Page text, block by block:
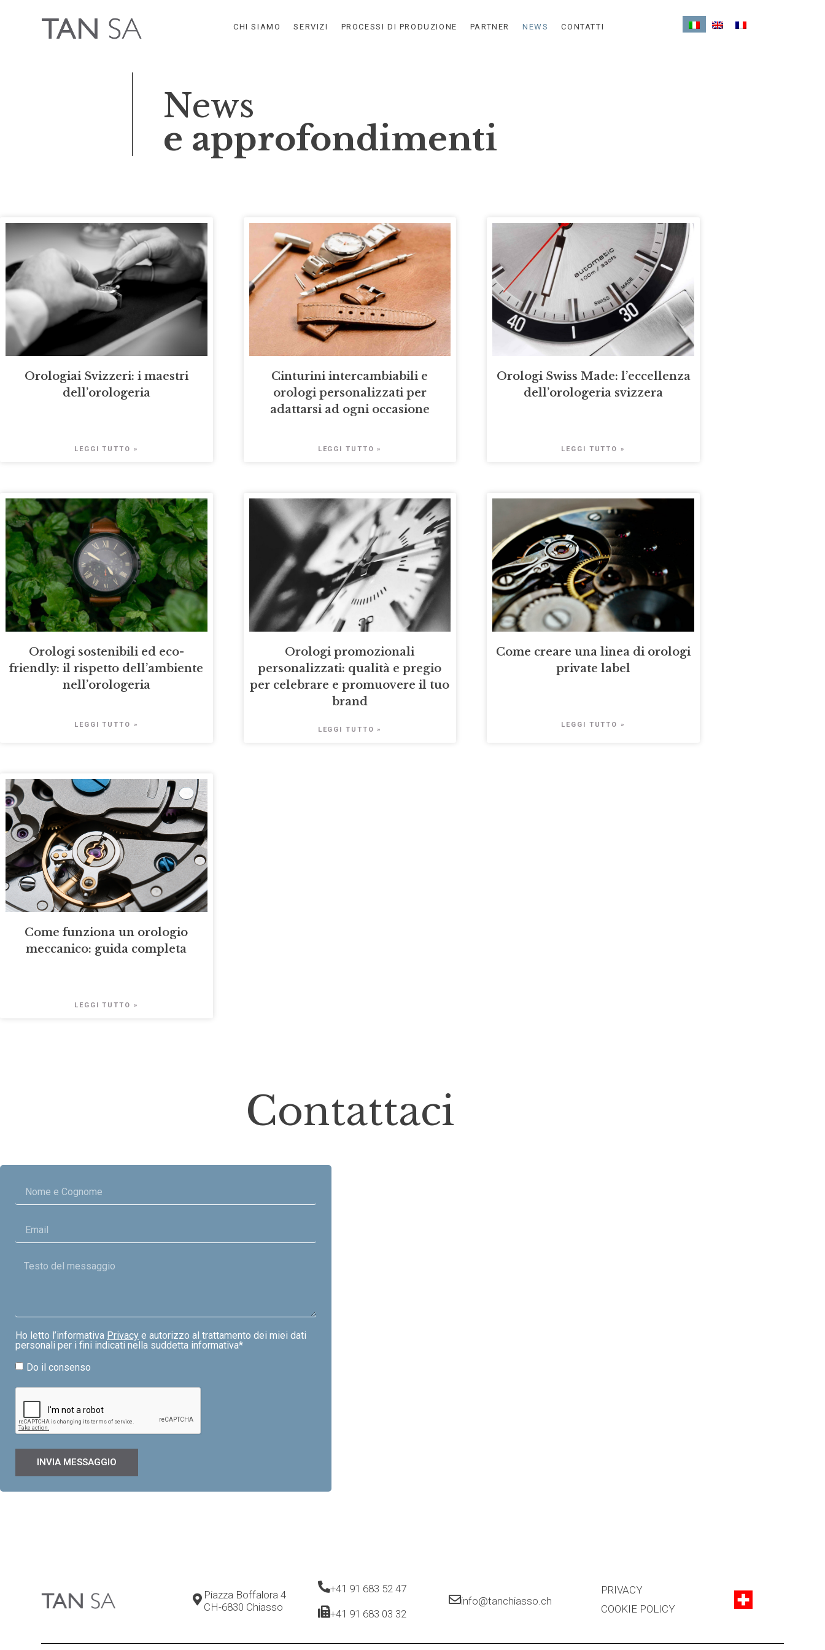
CHI SIAMO SERVIZI PROCESSI DI PRODUZIONE PARTNER NEWS CONTATTI
News
e approfondimenti
Orologiai Svizzeri: i maestri
dell’orologeria
LEGGI TUTTO »
Cinturini intercambiabili e
orologi personalizzati per
adattarsi ad ogni occasione
LEGGI TUTTO »
Orologi Swiss Made: l’eccellenza
dell’orologeria svizzera
LEGGI TUTTO »
Orologi sostenibili ed eco-
friendly: il rispetto dell’ambiente
nell’orologeria
LEGGI TUTTO »
Orologi promozionali
personalizzati: qualità e pregio
per celebrare e promuovere il tuo
brand
LEGGI TUTTO »
Come creare una linea di orologi
private label
LEGGI TUTTO »
Come funziona un orologio
meccanico: guida completa
LEGGI TUTTO »
Contattaci
Ho letto l’informativa Privacy e autorizzo al trattamento dei miei dati
personali per i fini indicati nella suddetta informativa*
Do il consenso
INVIA MESSAGGIO
Piazza Boffalora 4
CH-6830 Chiasso
+41 91 683 52 47
+41 91 683 03 32
info@tanchiasso.ch
PRIVACY
COOKIE POLICY